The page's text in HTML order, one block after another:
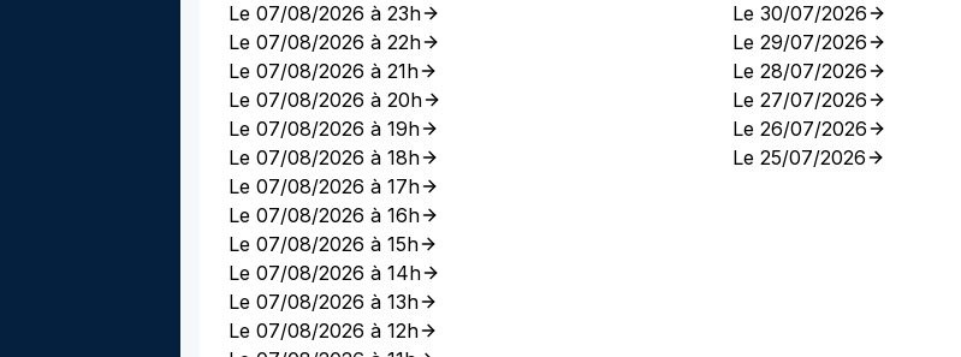
Le 07/08/2026 à 23h
Le 07/08/2026 à 22h
Le 07/08/2026 à 21h
Le 07/08/2026 à 20h
Le 07/08/2026 à 19h
Le 07/08/2026 à 18h
Le 07/08/2026 à 17h
Le 07/08/2026 à 16h
Le 07/08/2026 à 15h
Le 07/08/2026 à 14h
Le 07/08/2026 à 13h
Le 07/08/2026 à 12h
Le 30/07/2026
Le 29/07/2026
Le 28/07/2026
Le 27/07/2026
Le 26/07/2026
Le 25/07/2026